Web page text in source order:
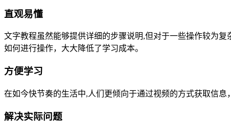
直观易懂
文字教程虽然能够提供详细的步骤说明,但对于一些操作较为
如何进行操作，大大降低了学习成本。
方便学习
在如今快节奏的生活中,人们更倾向于通过视频的方式获取信
解决实际问题